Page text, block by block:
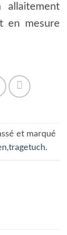
allaitement
en mesure
et marqué
,tragetuch.